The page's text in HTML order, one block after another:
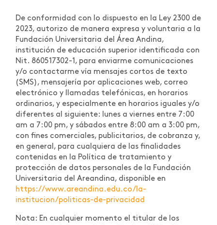
De conformidad con lo dispuesto en la Ley 2300 de
2023, autorizo de manera expresa y voluntaria a la
Fundación Universitaria del Área Andina,
institución de educación superior identificada con
Nit. 860517302-1, para enviarme comunicaciones
y/o contactarme vía mensajes cortos de texto
(SMS), mensajería por aplicaciones web, correo
electrónico y llamadas telefónicas, en horarios
ordinarios, y especialmente en horarios iguales y/o
diferentes al siguiente: lunes a viernes entre 7:00
am a 7:00 pm, y sábados entre 8:00 am a 3:00 pm,
con fines comerciales, publicitarios, de cobranza y,
en general, para cualquiera de las finalidades
contenidas en la Política de tratamiento y
protección de datos personales de la Fundación
Universitaria del Areandina, disponible en
https://www.areandina.edu.co/la-
institucion/politicas-de-privacidad
Nota: En cualquier momento el titular de los